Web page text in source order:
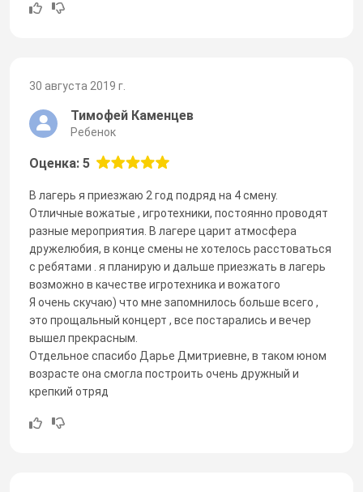
30 августа 2019 г.
Тимофей Каменцев
Ребенок
Оценка: 5
В лагерь я приезжаю 2 год подряд на 4 смену.
Отличные вожатые , игротехники, постоянно проводят
разные мероприятия. В лагере царит атмосфера
дружелюбия, в конце смены не хотелось расстоваться
с ребятами . я планирую и дальше приезжать в лагерь
возможно в качестве игротехника и вожатого
Я очень скучаю) что мне запомнилось больше всего ,
это прощальный концерт , все постарались и вечер
вышел прекрасным.
Отдельное спасибо Дарье Дмитриевне, в таком юном
возрасте она смогла построить очень дружный и
крепкий отряд